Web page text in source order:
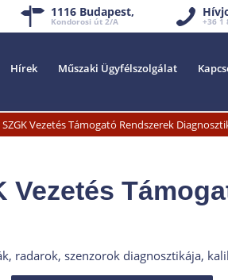
1116 Budapest,
Kondorosi út 2/A +36 1
Hírek Műszaki Ügyfélszolgálat
Vezetés Támogató Rendszerek
Vezetés
radarok, szenzorok diagnosztikája,